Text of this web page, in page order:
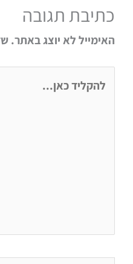
כתיבת תגובה
האימייל לא יוצג באתר.
כאן...